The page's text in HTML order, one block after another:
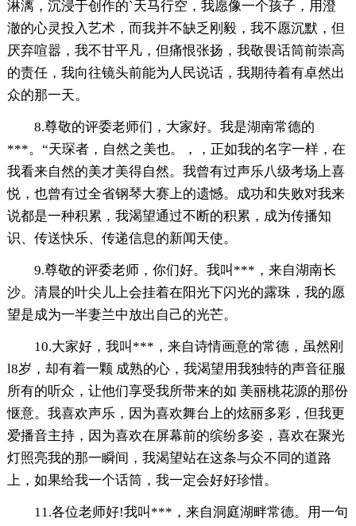
淋漓，沉浸于创作的`天马行空，我愿像一个孩子，用澄
澈的心灵投入艺术，而我并不缺乏刚毅，我不愿沉默，但
厌弃喧嚣，我不甘平凡，但痛恨张扬，我敬畏话筒前崇高
的责任，我向往镜头前能为人民说话，我期待着有卓然出
众的那一天。
8.尊敬的评委老师们，大家好。我是湖南常德的
***。“天琛者，自然之美也。，，正如我的名字一样，在
我看来自然的美才美得自然。我曾有过声乐八级考场上喜
悦，也曾有过全省钢琴大赛上的遗憾。成功和失败对我来
说都是一种积累，我渴望通过不断的积累，成为传播知
识、传送快乐、传递信息的新闻天使。
9.尊敬的评委老师，你们好。我叫***，来自湖南长
沙。清晨的叶尖儿上会挂着在阳光下闪光的露珠，我的愿
望是成为一半妻兰中放出自己的光芒。
10.大家好，我叫***，来自诗情画意的常德，虽然刚
l8岁，却有着一颗 成熟的心，我渴望用我独特的声音征服
所有的听众，让他们享受我所带来的如 美丽桃花源的那份
惬意。我喜欢声乐，因为喜欢舞台上的炫丽多彩，但我更
爱播音主持，因为喜欢在屏幕前的缤纷多姿，喜欢在聚光
灯照亮我的那一瞬间，我渴望站在这条与众不同的道路
上，如果给我一个话筒，我一定会好好珍惜。
11.各位老师好!我叫***，来自洞庭湖畔常德。用一句